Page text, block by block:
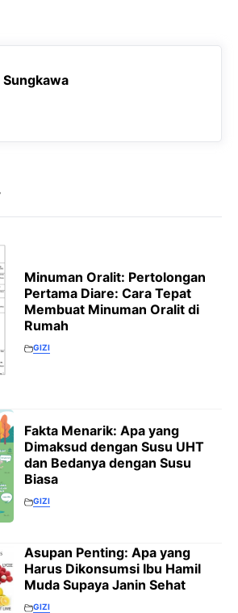
Sungkawa
Minuman Oralit: Pertolongan
Pertama Diare: Cara Tepat
Membuat Minuman Oralit di
Rumah
GIZI
Fakta Menarik: Apa yang
Dimaksud dengan Susu UHT
dan Bedanya dengan Susu
Biasa
GIZI
Asupan Penting: Apa yang
Harus Dikonsumsi Ibu Hamil
Muda Supaya Janin Sehat
GIZI